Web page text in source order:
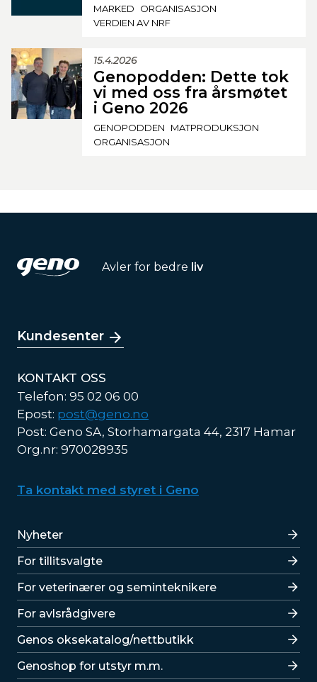
MARKED
ORGANISASJON
VERDIEN AV NRF
15.4.2026
Genopodden: Dette tok
vi med oss fra årsmøtet
i Geno 2026
GENOPODDEN
MATPRODUKSJON
ORGANISASJON
Avler for bedre liv
Kundesenter
KONTAKT OSS
Telefon: 95 02 06 00
Epost: post@geno.no
Post: Geno SA, Storhamargata 44, 2317 Hamar
Org.nr: 970028935
Ta kontakt med styret i Geno
Lenker
Nyheter
For tillitsvalgte
For veterinærer og seminteknikere
For avlsrådgivere
Lenker
Genos oksekatalog/nettbutikk
Genoshop for utstyr m.m.